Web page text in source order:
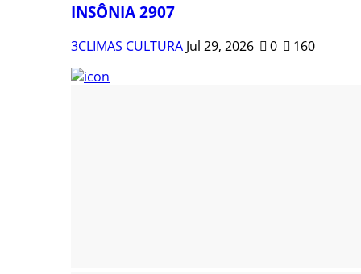
INSÔNIA 2907
3CLIMAS CULTURA Jul 29, 2026 0 160